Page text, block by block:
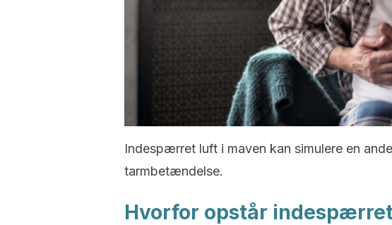
Indespærret luft i maven kan simulere en
tarmbetændelse.
Hvorfor opstår